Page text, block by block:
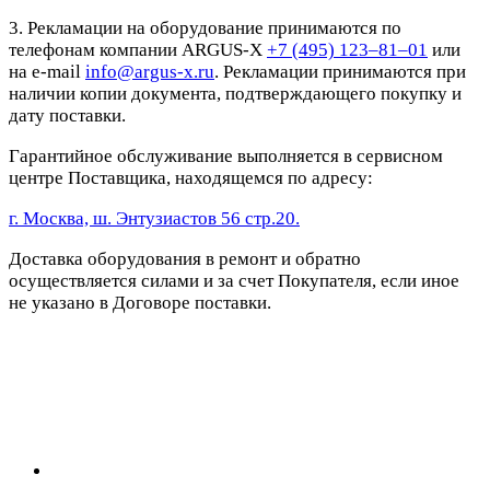
3. Рекламации на оборудование принимаются по
телефонам компании ARGUS-X +7 (495) 123–81–01 или
на e-mail info@argus-x.ru. Рекламации принимаются при
наличии копии документа, подтверждающего покупку и
дату поставки.
Гарантийное обслуживание выполняется в сервисном
центре Поставщика, находящемся по адресу:
г. Москва, ш. Энтузиастов 56 стр.20.
Доставка оборудования в ремонт и обратно
осуществляется силами и за счет Покупателя, если иное
не указано в Договоре поставки.